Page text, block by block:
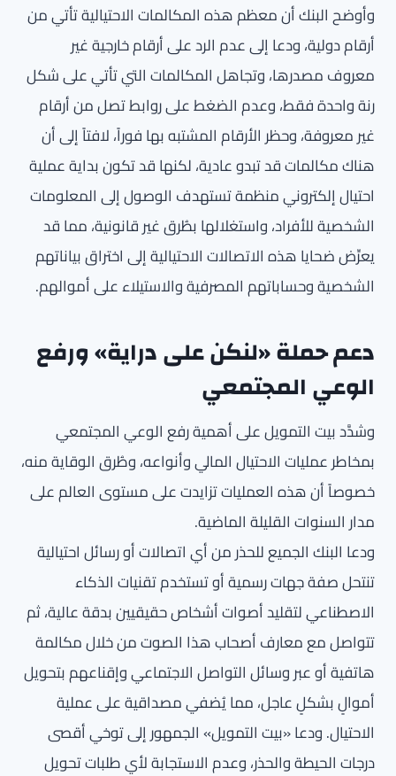
وأوضح البنك أن معظم هذه المكالمات الاحتيالية تأتي من
أرقام دولية، ودعا إلى عدم الرد على أرقام خارجية غير
معروف مصدرها، وتجاهل المكالمات التي تأتي على شكل
رنة واحدة فقط، وعدم الضغط على روابط تصل من أرقام
غير معروفة، وحظر الأرقام المشتبه بها فوراً، لافتاً إلى أن
هناك مكالمات قد تبدو عادية، لكنها قد تكون بداية عملية
احتيال إلكتروني منظمة تستهدف الوصول إلى المعلومات
الشخصية للأفراد، واستغلالها بطُرق غير قانونية، مما قد
يعرِّض ضحايا هذه الاتصالات الاحتيالية إلى اختراق بياناتهم
الشخصية وحساباتهم المصرفية والاستيلاء على أموالهم.
دعم حملة «لنكن على دراية» ورفع
الوعي المجتمعي
وشدَّد بيت التمويل على أهمية رفع الوعي المجتمعي
بمخاطر عمليات الاحتيال المالي وأنواعه، وطُرق الوقاية منه،
خصوصاً أن هذه العمليات تزايدت على مستوى العالم على
مدار السنوات القليلة الماضية.
ودعا البنك الجميع للحذر من أي اتصالات أو رسائل احتيالية
تنتحل صفة جهات رسمية أو تستخدم تقنيات الذكاء
الاصطناعي لتقليد أصوات أشخاص حقيقيين بدقة عالية، ثم
تتواصل مع معارف أصحاب هذا الصوت من خلال مكالمة
هاتفية أو عبر وسائل التواصل الاجتماعي وإقناعهم بتحويل
أموالٍ بشكلٍ عاجل، مما يُضفي مصداقية على عملية
الاحتيال. ودعا «بيت التمويل» الجمهور إلى توخي أقصى
درجات الحيطة والحذر، وعدم الاستجابة لأي طلبات تحويل